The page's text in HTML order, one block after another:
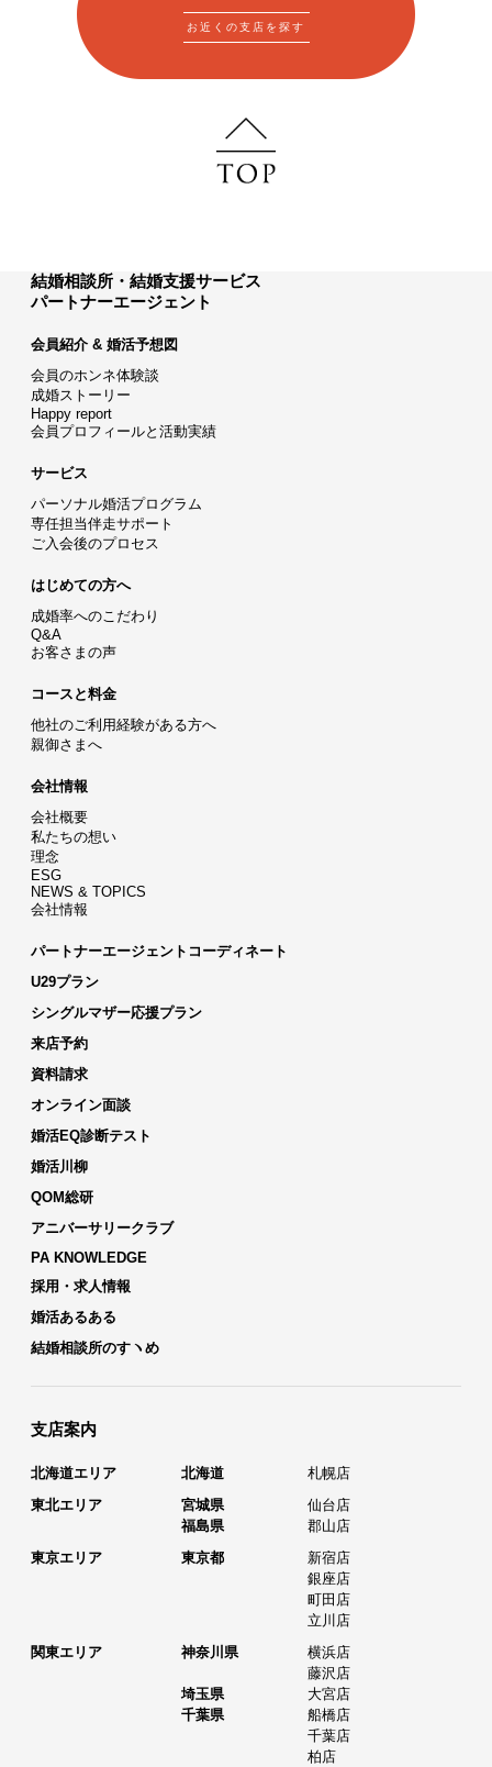
お近くの支店を探す
結婚相談所・結婚支援サービス
パートナーエージェント
会員紹介 & 婚活予想図
会員のホンネ体験談
成婚ストーリー
Happy report
会員プロフィールと活動実績
サービス
パーソナル婚活プログラム
専任担当伴走サポート
ご入会後のプロセス
はじめての方へ
成婚率へのこだわり
Q&A
お客さまの声
コースと料金
他社のご利用経験がある方へ
親御さまへ
会社情報
会社概要
私たちの想い
理念
ESG
NEWS & TOPICS
会社情報
パートナーエージェントコーディネート
U29プラン
シングルマザー応援プラン
来店予約
資料請求
オンライン面談
婚活EQ診断テスト
婚活川柳
QOM総研
アニバーサリークラブ
PA KNOWLEDGE
採用・求人情報
婚活あるある
結婚相談所のすヽめ
支店案内
北海道エリア 北海道
札幌店
東北エリア
宮城県
仙台店
福島県
郡山店
東京エリア
東京都
新宿店
銀座店
町田店
立川店
関東エリア
神奈川県
横浜店
藤沢店
埼玉県
大宮店
千葉県
船橋店
千葉店
柏店